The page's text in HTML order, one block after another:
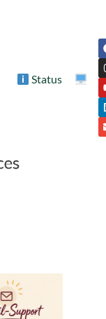
Status